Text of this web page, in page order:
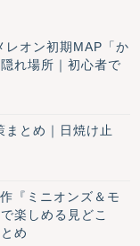
レオン初期MAP「か
れ場所｜初心者で
まとめ｜日焼け止
『ミニオンズ＆モ
楽しめる見どこ
め